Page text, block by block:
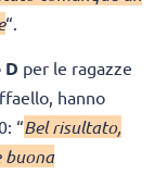
“.
D per le ragazze
hanno
“Bel risultato,
buona